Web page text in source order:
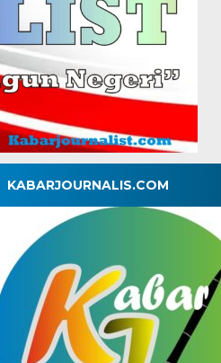
KABARJOURNALIS.COM